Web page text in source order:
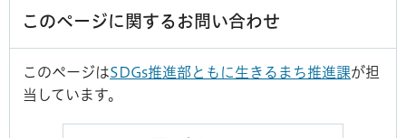
このページに関するお問い合わせ
このページはSDGs推進部ともに生きるまち推進課が担
当しています。